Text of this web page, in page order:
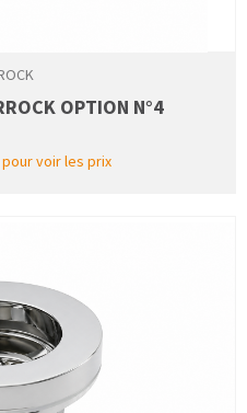
OPTION N°4
voir les prix